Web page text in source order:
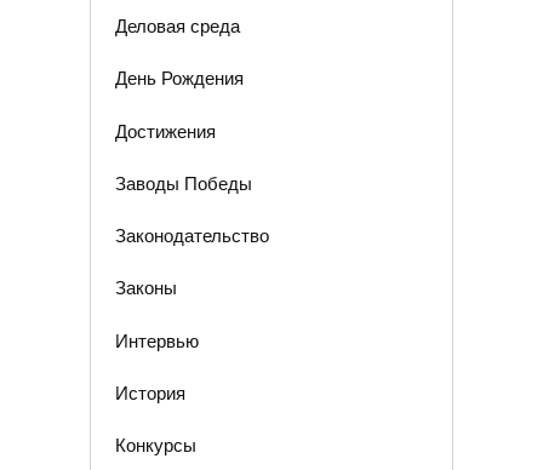
Деловая среда
День Рождения
Достижения
Заводы Победы
Законодательство
Законы
Интервью
История
Конкурсы